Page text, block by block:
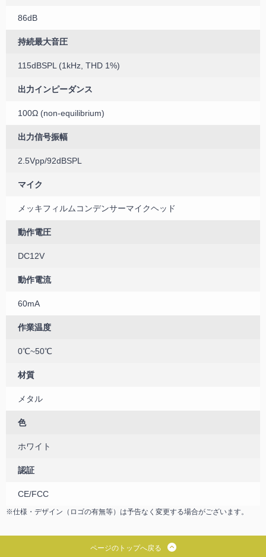
86dB
持続最大音圧
115dBSPL (1kHz, THD 1%)
出力インピーダンス
100Ω (non-equilibrium)
出力信号振幅
2.5Vpp/92dBSPL
マイク
メッキフィルムコンデンサーマイクヘッド
動作電圧
DC12V
動作電流
60mA
作業温度
0℃~50℃
材質
メタル
色
ホワイト
認証
CE/FCC
※仕様・デザイン（ロゴの有無等）は予告なく変更する場合がございます。
ページのトップへ戻る